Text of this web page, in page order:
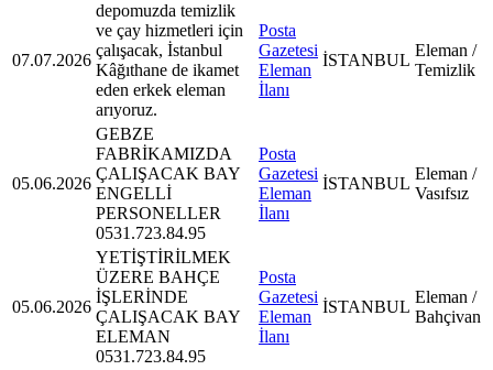
07.07.2026
depomuzda temizlik
ve çay hizmetleri için
çalışacak, İstanbul
Kâğıthane de ikamet
eden erkek eleman
arıyoruz.
Posta
Gazetesi
Eleman
İlanı
İSTANBUL
Eleman /
Temizlik
05.06.2026
GEBZE
FABRİKAMIZDA
ÇALIŞACAK BAY
ENGELLİ
PERSONELLER
0531.723.84.95
Posta
Gazetesi
Eleman
İlanı
İSTANBUL
Eleman /
Vasıfsız
05.06.2026
YETİŞTİRİLMEK
ÜZERE BAHÇE
İŞLERİNDE
ÇALIŞACAK BAY
ELEMAN
0531.723.84.95
Posta
Gazetesi
Eleman
İlanı
İSTANBUL
Eleman /
Bahçivan